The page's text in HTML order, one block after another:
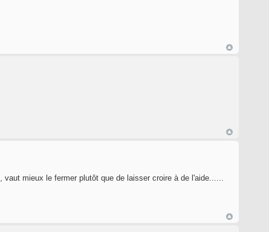
mieux le fermer plutôt que de laisser croire à de l'aide......